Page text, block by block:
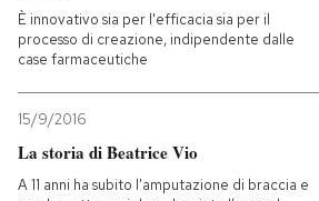
È innovativo sia per l'efficacia sia per il
processo di creazione, indipendente dalle
case farmaceutiche
15/9/2016
La storia di Beatrice Vio
A 11 anni ha subito l'amputazione di braccia e